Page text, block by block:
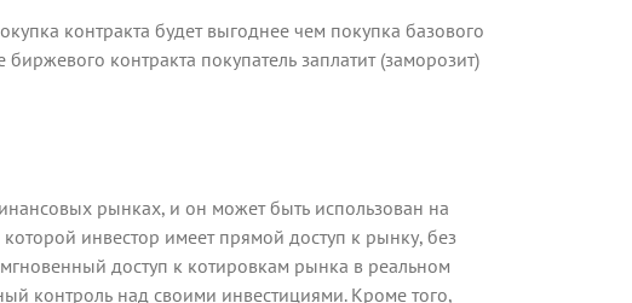
контракта будет выгоднее чем покупка базового
контракта покупатель заплатит (заморозит)
рынках, и он может быть использован на
инвестор имеет прямой доступ к рынку, без
доступ к котировкам рынка в реальном
контроль над своими инвестициями. Кроме того,